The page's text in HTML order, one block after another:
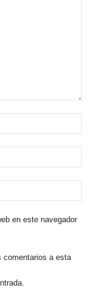
en este navegador
comentarios a esta